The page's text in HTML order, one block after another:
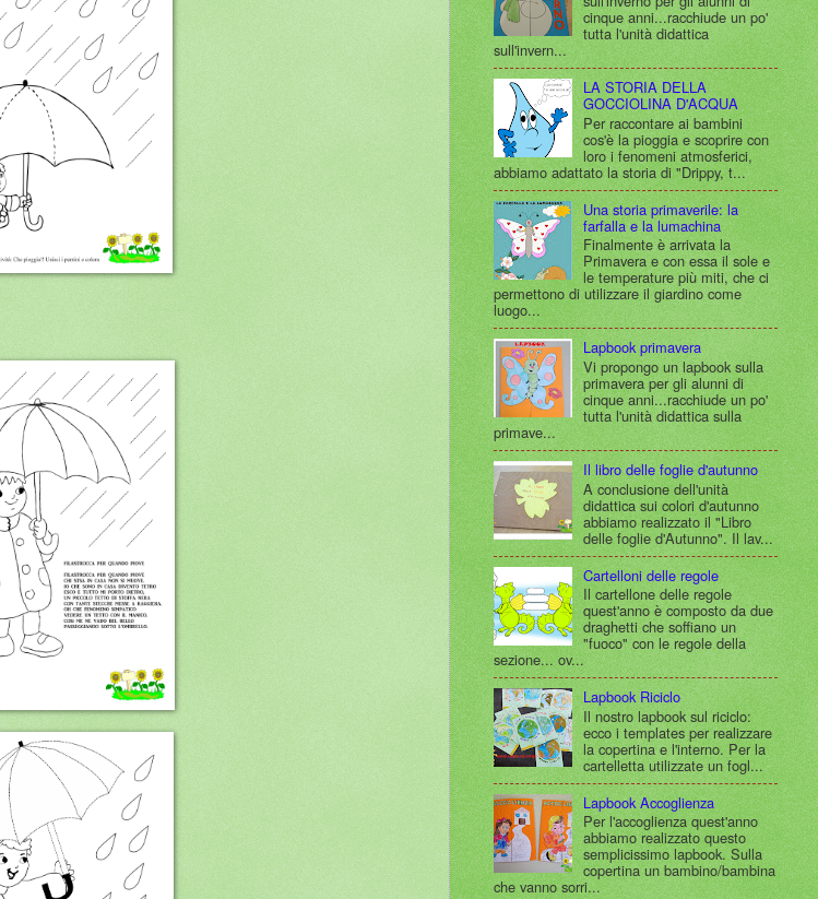
cinque anni...racchiude un po'
tutta l'unità didattica
sull'invern...
LA STORIA DELLA
GOCCIOLINA D'ACQUA
Per raccontare ai bambini
cos'è la pioggia e scoprire con
loro i fenomeni atmosferici,
abbiamo adattato la storia di "Drippy, t...
Una storia primaverile: la
farfalla e la lumachina
Finalmente è arrivata la
Primavera e con essa il sole e
le temperature più miti, che ci
permettono di utilizzare il giardino come
luogo...
Lapbook primavera
Vi propongo un lapbook sulla
primavera per gli alunni di
cinque anni...racchiude un po'
tutta l'unità didattica sulla
primave...
Il libro delle foglie d'autunno
A conclusione dell'unità
didattica sui colori d'autunno
abbiamo realizzato il "Libro
delle foglie d'Autunno". Il lav...
Cartelloni delle regole
Il cartellone delle regole
quest'anno è composto da due
draghetti che soffiano un
"fuoco" con le regole della
sezione... ov...
Lapbook Riciclo
Il nostro lapbook sul riciclo:
ecco i templates per realizzare
la copertina e l'interno. Per la
cartelletta utilizzate un fogl...
Lapbook Accoglienza
Per l'accoglienza quest'anno
abbiamo realizzato questo
semplicissimo lapbook. Sulla
copertina un bambino/bambina
che vanno sorri...